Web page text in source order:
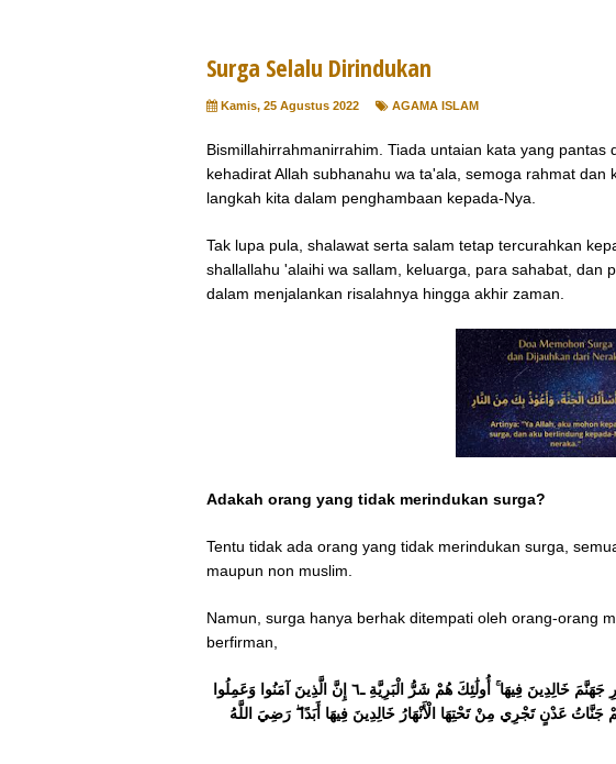
Surga Selalu Dirindukan
Kamis, 25 Agustus 2022 AGAMA ISLAM
Bismillahirrahmanirrahim. Tiada untaian kata yang
kehadirat Allah subhanahu wa ta'ala, semoga rahmat
langkah kita dalam penghambaan kepada-Nya.
Tak lupa pula, shalawat serta salam tetap tercurahkan
shallallahu 'alaihi wa sallam, keluarga, para sahabat, dan
dalam menjalankan risalahnya hingga akhir zaman.
Adakah orang yang tidak merindukan surga?
Tentu tidak ada orang yang tidak merindukan surga,
maupun non muslim.
Namun, surga hanya berhak ditempati oleh orang-orang
berfirman,
إِنَّ الَّذِينَ كَفَرُوا مِنْ أَهْلِ الْكِتَابِ وَالْمُشْرِكِينَ فِي نَارِ جَهَنَّمَ خَالِدِينَ فِيهَا ۚ أُولَٰئِكَ هُمْ شَرُّ الْبَرِيَّةِ ـ٦ إِنَّ الَّذِينَ آمَنُوا وَعَمِلُوا
ـ٧ جَزَاؤُهُمْ عِنْدَ رَبِّهِمْ جَنَّاتُ عَدْنٍ تَجْرِي مِنْ تَحْتِهَا الْأَنْهَارُ خَالِدِينَ فِيهَا أَبَدًا ۖ رَضِيَ اللَّهُ